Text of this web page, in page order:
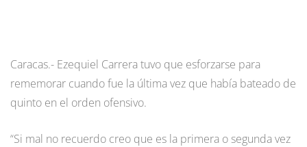
Caracas.- Ezequiel Carrera tuvo que esforzarse para
rememorar cuando fue la última vez que había bateado de
quinto en el orden ofensivo.
“Si mal no recuerdo creo que es la primera o segunda vez